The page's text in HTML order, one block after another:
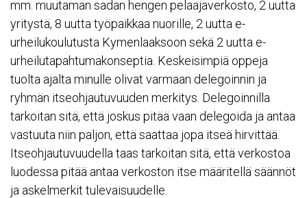
mm. muutaman sadan hengen pelaajaverkosto, 2 uutta
yritystä, 8 uutta työpaikkaa nuorille, 2 uutta e-
urheilukoulutusta Kymenlaaksoon sekä 2 uutta e-
urheilutapahtumakonseptia. Keskeisimpiä oppeja
tuolta ajalta minulle olivat varmaan delegoinnin ja
ryhmän itseohjautuvuuden merkitys. Delegoinnilla
tarkoitan sitä, että joskus pitää vaan delegoida ja antaa
vastuuta niin paljon, että saattaa jopa itseä hirvittää.
Itseohjautuvuudella taas tarkoitan sitä, että verkostoa
luodessa pitää antaa verkoston itse määritellä säännöt
ja askelmerkit tulevaisuudelle.